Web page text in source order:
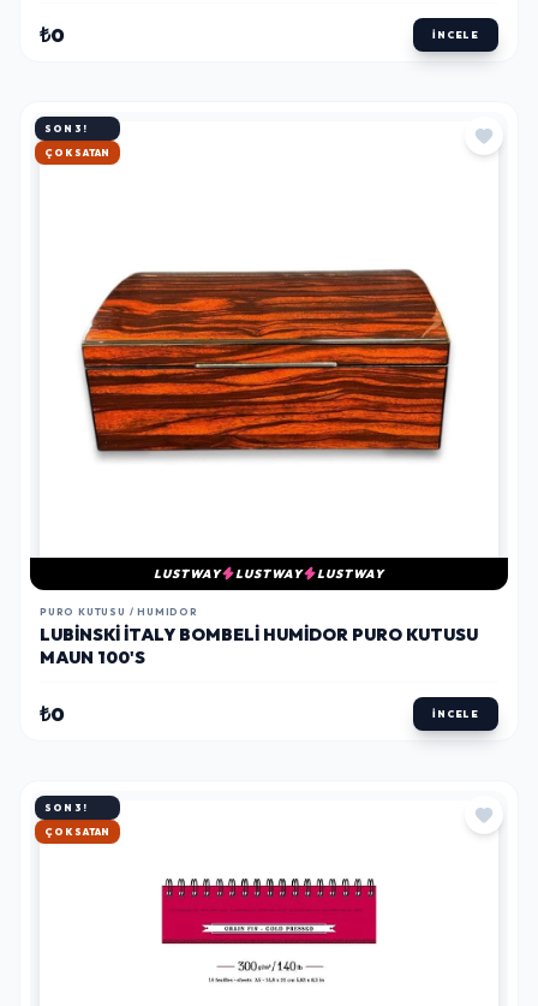
₺0 İNCELE
SON 3!
HIZLI KARGO
LUSTWAY LUSTWAY LUSTWAY
PURO KUTUSU / HUMIDOR
LUBINSKI İTALY BOMBELI HUMIDOR PURO KUTUSU
MAUN 100'S
₺0 İNCELE
SON 3!
HIZLI KARGO